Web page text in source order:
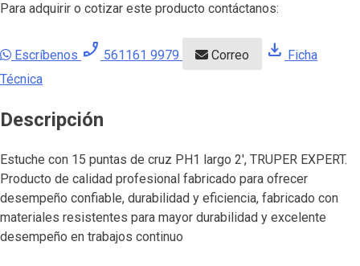
Para adquirir o cotizar este producto contáctanos:
Escríbenos phone_enabled 561161 9979 Correo download Ficha
Técnica
Descripción
Estuche con 15 puntas de cruz PH1 largo 2′, TRUPER EXPERT.
Producto de calidad profesional fabricado para ofrecer
desempeño confiable, durabilidad y eficiencia, fabricado con
materiales resistentes para mayor durabilidad y excelente
desempeño en trabajos continuo